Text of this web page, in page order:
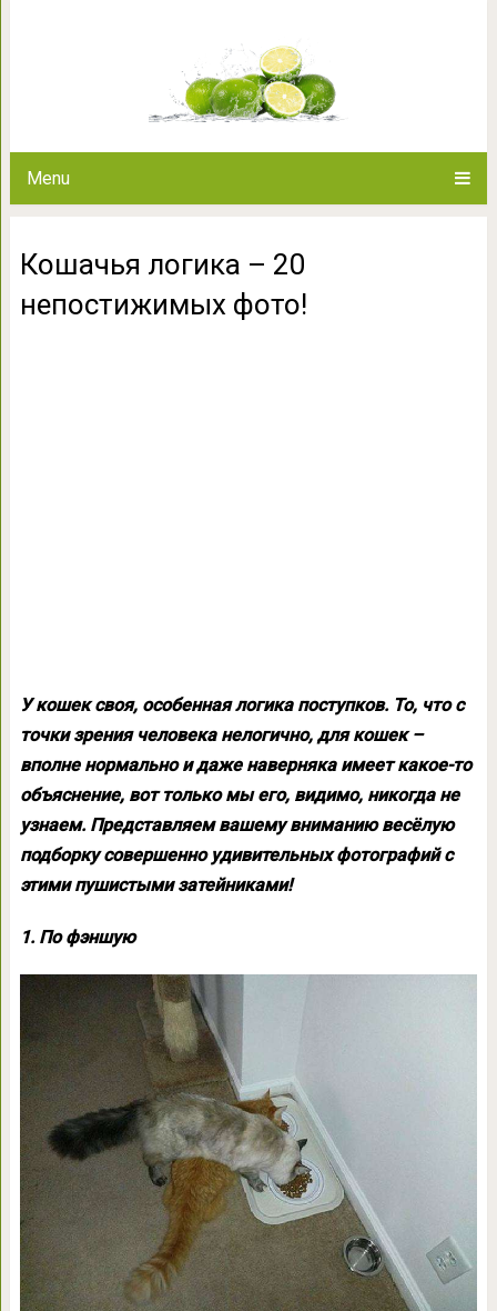
Menu
Кошачья логика – 20
непостижимых фото!
У кошек своя, особенная логика поступков. То, что с
точки зрения человека нелогично, для кошек –
вполне нормально и даже наверняка имеет какое-то
объяснение, вот только мы его, видимо, никогда не
узнаем. Представляем вашему вниманию весёлую
подборку совершенно удивительных фотографий с
этими пушистыми затейниками!
1. По фэншую